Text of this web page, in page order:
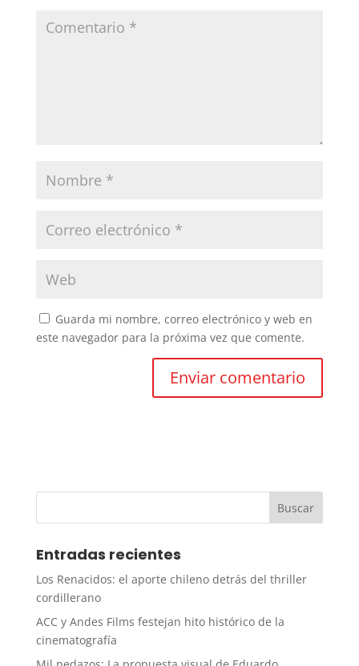
Guarda mi nombre, correo electrónico y web en
este navegador para la próxima vez que comente.
Entradas recientes
Los Renacidos: el aporte chileno detrás del thriller
cordillerano
ACC y Andes Films festejan hito histórico de la
cinematografía